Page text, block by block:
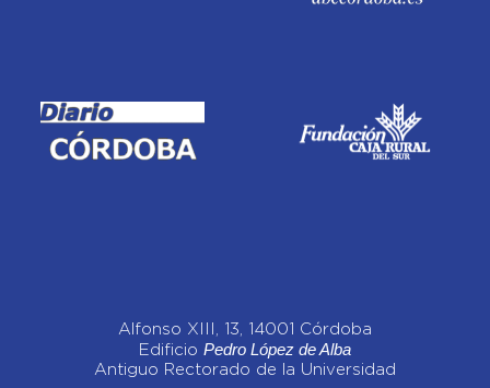
Alfonso XIII, 13, 14001 Córdoba
Edificio Pedro López de Alba
Antiguo Rectorado de la Universidad